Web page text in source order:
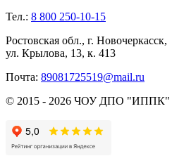
Тел.: 8 800 250-10-15
Ростовская обл., г. Новочеркасск,
ул. Крылова, 13, к. 413
Почта: 89081725519@mail.ru
© 2015 - 2026 ЧОУ ДПО "ИППК"